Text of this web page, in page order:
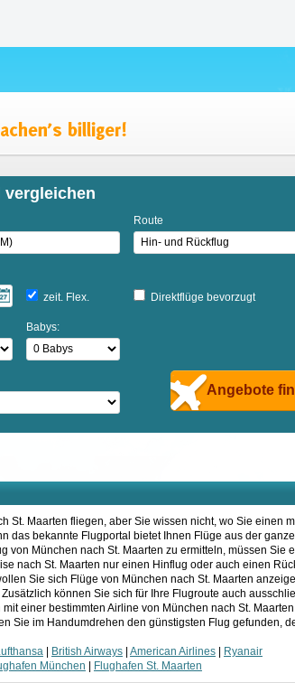
vergleichen
Route
zeit. Flex.
Direktflüge bevorzugt
Babys:
Angebote
St. Maarten fliegen, aber Sie wissen nicht, wo Sie einen
das bekannte Flugportal bietet Ihnen Flüge aus der
von München nach St. Maarten zu ermitteln, müssen Sie
nach St. Maarten nur einen Hinflug oder auch einen
Sie sich Flüge von München nach St. Maarten
können Sie sich für Ihre Flugroute auch
einer bestimmten Airline von München nach St.
Sie im Handumdrehen den günstigsten Flug gefunden,
| British Airways| American Airlines|
Ryanair
München Flughafen St. Maarten